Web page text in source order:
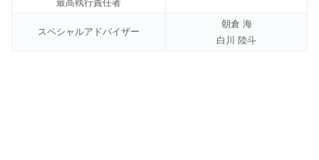
最高執行責任者
スペシャルアドバイザー
朝倉 海
白川 陸斗